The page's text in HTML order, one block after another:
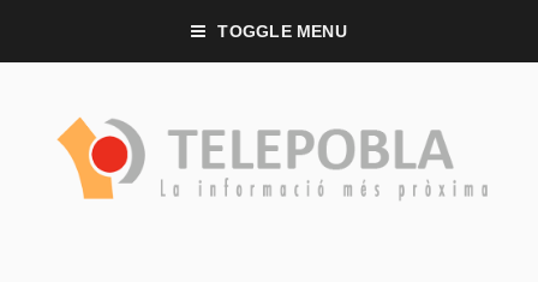
TOGGLE MENU